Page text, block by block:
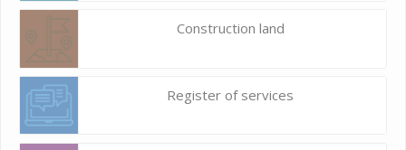
Construction land
Register of services